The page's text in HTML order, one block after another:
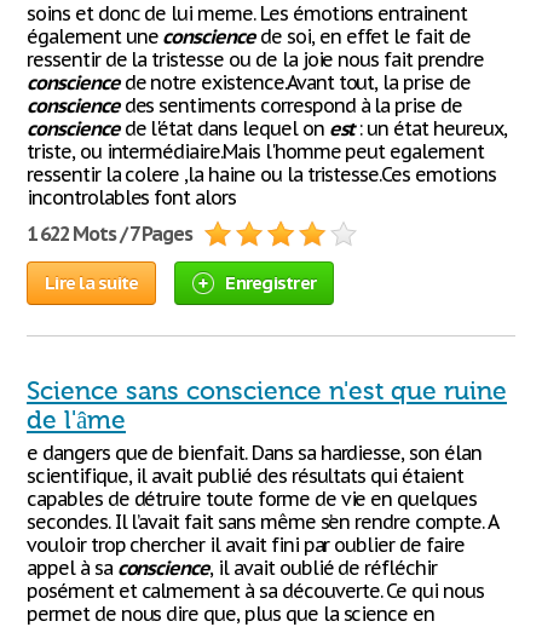
soins et donc de lui meme. Les émotions entrainent
également une consciencede soi, en effet le fait de
ressentir de la tristesse ou de la joie nous fait prendre
consciencede notre existence.Avant tout, la prise de
consciencedes sentiments correspond à la prise de
consciencede l'état dans lequel on est: un état heureux,
triste, ou intermédiaire.Mais l'homme peut egalement
ressentir la colere ,la haine ou la tristesse.Ces emotions
incontrolables font alors
1 622 Mots / 7 Pages
Lire la suite Enregistrer
Science sans conscience n'est que ruine
de l'âme
e dangers que de bienfait. Dans sa hardiesse, son élan
scientifique, il avait publié des résultats qui étaient
capables de détruire toute forme de vie en quelques
secondes. Il l’avait fait sans même s’en rendre compte. A
vouloir trop chercher il avait fini par oublier de faire
appel à sa conscience, il avait oublié de réfléchir
posément et calmement à sa découverte. Ce qui nous
permet de nous dire que, plus que la science en